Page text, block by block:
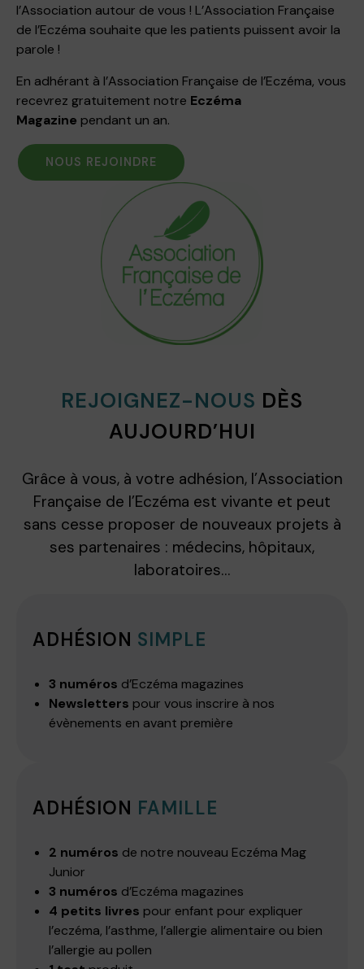
l’Association autour de vous ! L’Association Française
de l’Eczéma souhaite que les patients puissent avoir la
parole !
En adhérant à l’Association Française de l’Eczéma, vous
recevrez gratuitement notre Eczéma
Magazine pendant un an.
NOUS REJOINDRE
REJOIGNEZ-NOUS DÈS
AUJOURD’HUI
Grâce à vous, à votre adhésion, l’Association
Française de l’Eczéma est vivante et peut
sans cesse proposer de nouveaux projets à
ses partenaires : médecins, hôpitaux,
laboratoires…
ADHÉSION SIMPLE
3 numéros d’Eczéma magazines
Newsletters pour vous inscrire à nos
évènements en avant première
ADHÉSION FAMILLE
2 numéros de notre nouveau Eczéma Mag
Junior
3 numéros d’Eczéma magazines
4 petits livres pour enfant pour expliquer
l’eczéma, l’asthme, l’allergie alimentaire ou bien
l’allergie au pollen